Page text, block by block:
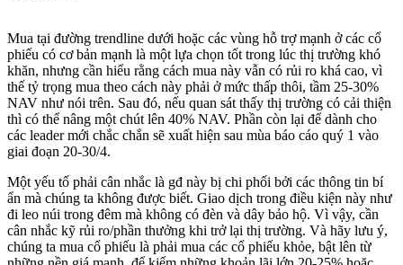
Mua tại đường trendline dưới hoặc các vùng hỗ trợ mạnh ở các cổ
phiếu có cơ bản mạnh là một lựa chọn tốt trong lúc thị trường khó
khăn, nhưng cần hiểu rằng cách mua này vẫn có rủi ro khá cao, vì
thế tỷ trọng mua theo cách này phải ở mức thấp thôi, tầm 25-30%
NAV như nói trên. Sau đó, nếu quan sát thấy thị trường có cải thiện
thì có thể nâng một chút lên 40% NAV. Phần còn lại để dành cho
các leader mới chắc chắn sẽ xuất hiện sau mùa báo cáo quý 1 vào
giai đoạn 20-30/4.
Một yếu tố phải cân nhắc là gđ này bị chi phối bởi các thông tin bí
ẩn mà chúng ta không được biết. Giao dịch trong điều kiện này như
đi leo núi trong đêm mà không có đèn và dây bảo hộ. Vì vậy, cần
cân nhắc kỹ rủi ro/phần thưởng khi trở lại thị trường. Và hãy lưu ý,
chúng ta mua cổ phiếu là phải mua các cổ phiếu khỏe, bật lên từ